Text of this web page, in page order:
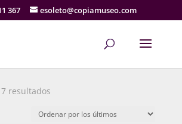
367 esoleto@copiamuseo.com
resultadosOrdenado
los